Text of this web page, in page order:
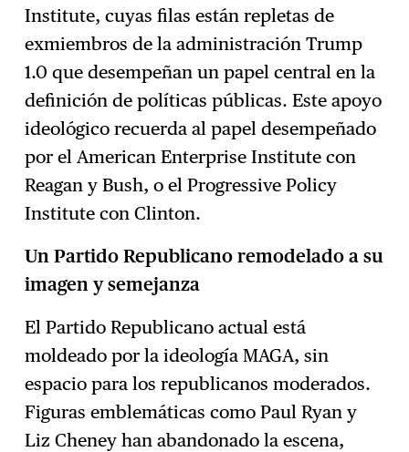
Institute, cuyas filas están repletas de
exmiembros de la administración Trump
1.0 que desempeñan un papel central en la
definición de políticas públicas. Este apoyo
ideológico recuerda al papel desempeñado
por el American Enterprise Institute con
Reagan y Bush, o el Progressive Policy
Institute con Clinton.
Un Partido Republicano remodelado a su
imagen y semejanza
El Partido Republicano actual está
moldeado por la ideología MAGA, sin
espacio para los republicanos moderados.
Figuras emblemáticas como Paul Ryan y
Liz Cheney han abandonado la escena,